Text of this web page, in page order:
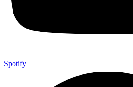
Spotify